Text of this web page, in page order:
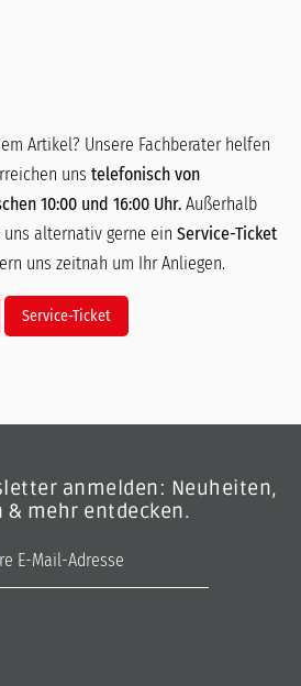
Artikel? Unsere Fachberater helfen
uns telefonisch von
10:00 und 16:00 Uhr. Außerhalb
alternativ gerne ein Service-Ticket
uns zeitnah um Ihr Anliegen.
Service-Ticket
anmelden: Neuheiten,
& mehr entdecken.